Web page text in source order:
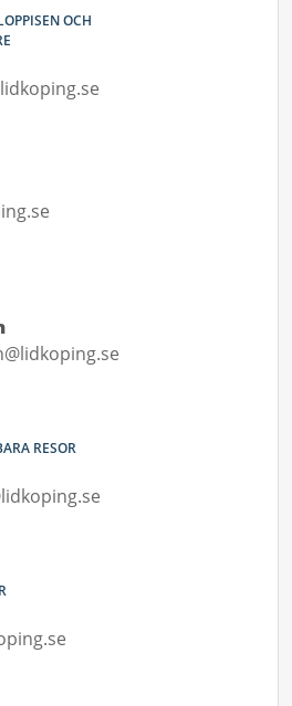
OCH
RESOR